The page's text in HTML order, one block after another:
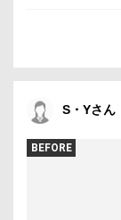
S・Yさん
BEFORE